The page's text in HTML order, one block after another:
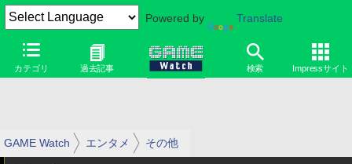
Powered by Translate
カテゴリ 過去記事 検索 Impressサイト
GAME Watch エンタメ その他